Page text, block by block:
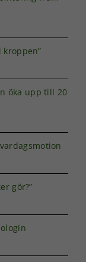
öka upp till 20
gör?”